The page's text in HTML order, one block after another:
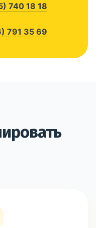
740 18 18
791 35 69